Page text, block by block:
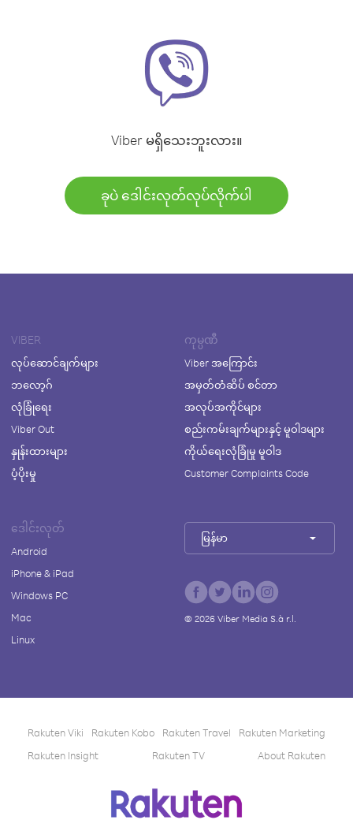
Viber မရှိသေးဘူးလား။
ခုပဲ ဒေါင်းလုတ်လုပ်လိုက်ပါ
VIBER
လုပ်ဆောင်ချက်များ
ဘလော့ဂ်
လုံခြုံရေး
Viber Out
နှုန်းထားများ
ပံ့ပိုးမှု
ကုမ္ပဏီ
Viber အကြောင်း
အမှတ်တံဆိပ် စင်တာ
အလုပ်အကိုင်များ
စည်းကမ်းချက်များနှင့် မူဝါဒများ
ကိုယ်ရေးလုံခြုံမှု မူဝါဒ
Customer Complaints Code
ဒေါင်းလုတ်
Android
iPhone & iPad
Windows PC
Mac
Linux
မြန်မာ
© 2026Viber Media S.à r.l.
Rakuten Viki Rakuten Kobo Rakuten Travel
Rakuten Marketing
Rakuten Insight
Rakuten TV About Rakuten